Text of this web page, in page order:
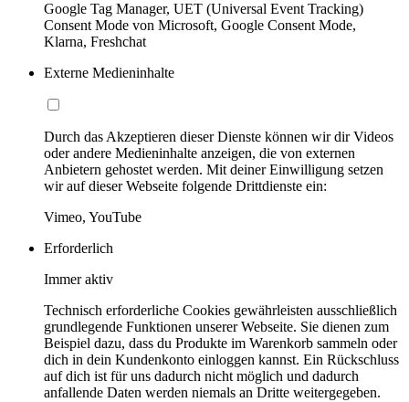
Google Tag Manager, UET (Universal Event Tracking)
Consent Mode von Microsoft, Google Consent Mode,
Klarna, Freshchat
Externe Medieninhalte
Durch das Akzeptieren dieser Dienste können wir dir Videos
oder andere Medieninhalte anzeigen, die von externen
Anbietern gehostet werden. Mit deiner Einwilligung setzen
wir auf dieser Webseite folgende Drittdienste ein:
Vimeo, YouTube
Erforderlich
Immer aktiv
Technisch erforderliche Cookies gewährleisten ausschließlich
grundlegende Funktionen unserer Webseite. Sie dienen zum
Beispiel dazu, dass du Produkte im Warenkorb sammeln oder
dich in dein Kundenkonto einloggen kannst. Ein Rückschluss
auf dich ist für uns dadurch nicht möglich und dadurch
anfallende Daten werden niemals an Dritte weitergegeben.